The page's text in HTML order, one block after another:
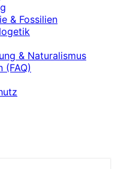
& Fossilien
& Naturalismus
(FAQ)